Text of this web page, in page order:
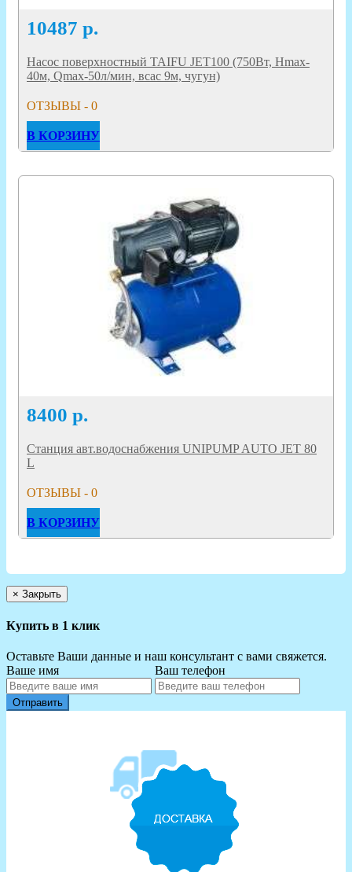
10487 р.
Насос поверхностный TAIFU JET100 (750Вт, Hmax-
40м, Qmax-50л/мин, всас 9м, чугун)
ОТЗЫВЫ - 0
В КОРЗИНУ
8400 р.
Станция авт.водоснабжения UNIPUMP AUTO JET 80
L
ОТЗЫВЫ - 0
В КОРЗИНУ
× Закрыть
Купить в 1 клик
Оставьте Ваши данные и наш консультант с вами свяжется.
Ваше имя
Ваш телефон
Отправить